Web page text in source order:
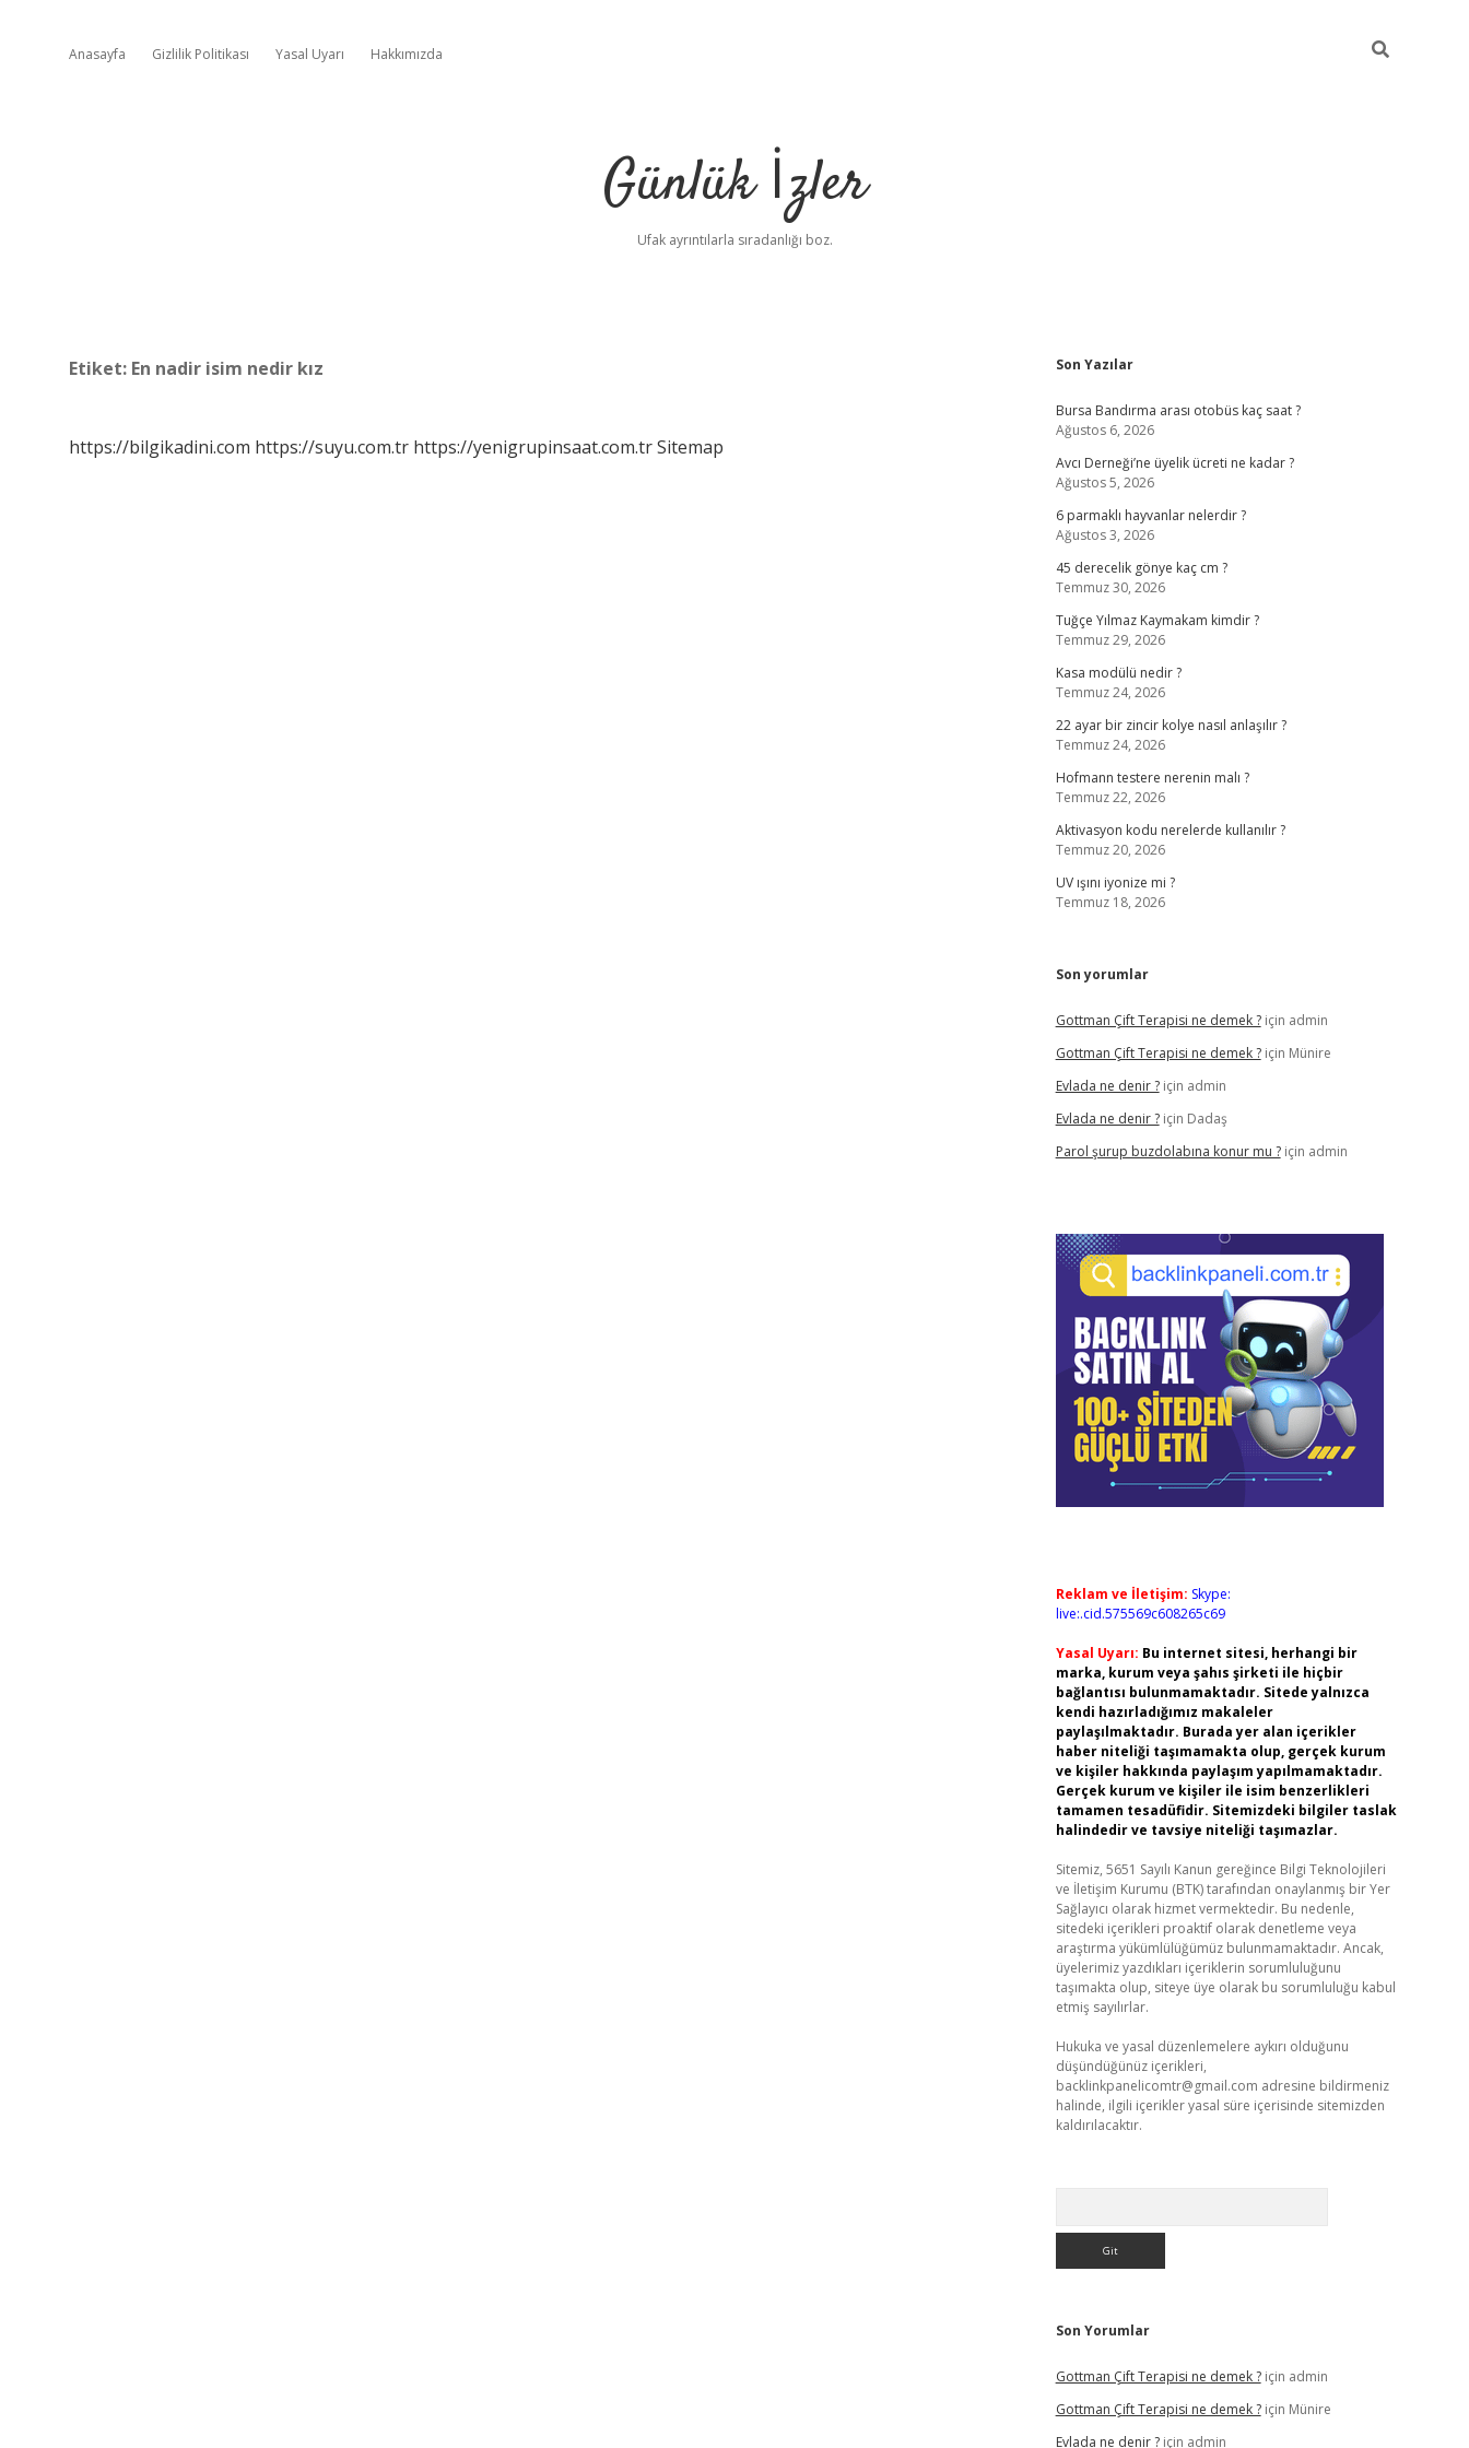
Anasayfa Gizlilik Politikası Yasal Uyarı Hakkımızda
Günlük İzler
Ufak ayrıntılarla sıradanlığı boz.
Etiket: En nadir isim nedir kız
https://bilgikadini.com https://suyu.com.tr https://yenigrupinsaat.com.trSitemap
Sidebar
Son Yazılar
Bursa Bandırma arası otobüs kaç saat ?
Ağustos 6, 2026
Avcı Derneği’ne üyelik ücreti ne kadar ?
Ağustos 5, 2026
6 parmaklı hayvanlar nelerdir ?
Ağustos 3, 2026
45 derecelik gönye kaç cm ?
Temmuz 30, 2026
Tuğçe Yılmaz Kaymakam kimdir ?
Temmuz 29, 2026
Kasa modülü nedir ?
Temmuz 24, 2026
22 ayar bir zincir kolye nasıl anlaşılır ?
Temmuz 24, 2026
Hofmann testere nerenin malı ?
Temmuz 22, 2026
Aktivasyon kodu nerelerde kullanılır ?
Temmuz 20, 2026
UV ışını iyonize mi ?
Temmuz 18, 2026
Son yorumlar
Gottman Çift Terapisi ne demek ?için admin
Gottman Çift Terapisi ne demek ?için Münire
Evlada ne denir ?için admin
Evlada ne denir ?için Dadaş
Parol şurup buzdolabına konur mu ?için admin
Reklam ve İletişim: Skype:
live:.cid.575569c608265c69
Yasal Uyarı: Bu internet sitesi, herhangi bir
marka, kurum veya şahıs şirketi ile hiçbir
bağlantısı bulunmamaktadır. Sitede yalnızca
kendi hazırladığımız makaleler
paylaşılmaktadır. Burada yer alan içerikler
haber niteliği taşımamakta olup, gerçek kurum
ve kişiler hakkında paylaşım yapılmamaktadır.
Gerçek kurum ve kişiler ile isim benzerlikleri
tamamen tesadüfidir. Sitemizdeki bilgiler taslak
halindedir ve tavsiye niteliği taşımazlar.
Sitemiz, 5651 Sayılı Kanun gereğince Bilgi Teknolojileri
ve İletişim Kurumu (BTK) tarafından onaylanmış bir Yer
Sağlayıcı olarak hizmet vermektedir. Bu nedenle,
sitedeki içerikleri proaktif olarak denetleme veya
araştırma yükümlülüğümüz bulunmamaktadır. Ancak,
üyelerimiz yazdıkları içeriklerin sorumluluğunu
taşımakta olup, siteye üye olarak bu sorumluluğu kabul
etmiş sayılırlar.
Hukuka ve yasal düzenlemelere aykırı olduğunu
düşündüğünüz içerikleri,
backlinkpanelicomtr@gmail.com adresine bildirmeniz
halinde, ilgili içerikler yasal süre içerisinde sitemizden
kaldırılacaktır.
Son Yorumlar
Gottman Çift Terapisi ne demek ?için admin
Gottman Çift Terapisi ne demek ?için Münire
Evlada ne denir ?için admin